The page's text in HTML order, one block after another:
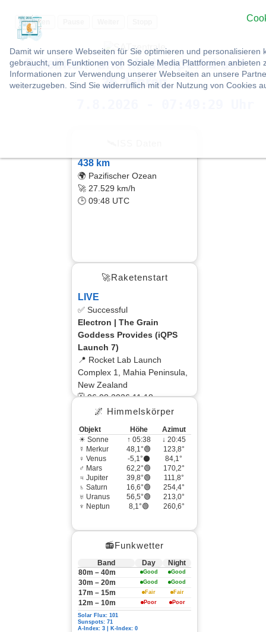
Vorlesen
Damit wir unsere Webseiten für Sie optimieren und
gebraucht, um Funktionen von Soziale Media Plattformen
Informationen zur Verwendung unserer Webseiten an unsere
weiterzugeben. Sind Sie widerruflich mit der Nutzung von Cookies
Satelliten- und Medienportal seit
25 Jahren
438 km
🌍 Pazifischer Ozean
🚀 27.529 km/h
🕒 09:48 UTC
🚀Raketenstart
LIVE
✅ Successful
Electron | The Grain
Goddess Provides (iQPS
Launch 7)
📍 Rocket Lab Launch
Complex 1, Mahia Peninsula,
New Zealand
🗓 06.08.2026 11:18
🌌 Himmelskörper
Objekt Höhe
Azimut
☀ Sonne
↑ 05:38
↓ 20:45
☿ Merkur
48,1°🟢
123,8°
♀ Venus
-5,1°⚫
84,1°
♂ Mars
62,2°🟢
170,2°
♃ Jupiter
39,8°🟢
111,8°
♄ Saturn
16,6°🟢
254,4°
♅ Uranus
56,5°🟢
213,0°
♆ Neptun
8,1°🟢 260,6°
📻Funkwetter
Band Day
Night
80m – 40m
Good Good
30m – 20m Good Good
17m – 15m Fair Fair
12m – 10m Poor Poor
Solar Flux: 101
Sunspots: 71
A-Index: 3 | K-Index: 0